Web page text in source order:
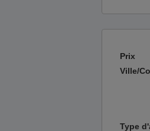
Prix
Ville/
Type